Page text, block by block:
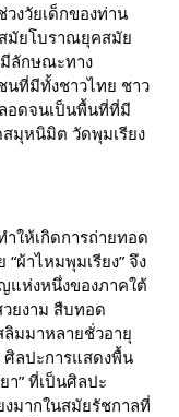
งวัยเด็กของท่าน
มัยโบราณยุคสมัย
ลักษณะทาง
นที่มีทั้งชาวไทย ชาว
อดจนเป็นพื้นที่ที่มี
มุหนิมิต วัดพุมเรียง
ให้เกิดการถ่ายทอด
ผ้าไหมพุมเรียง” จึง
แห่งหนึ่งของภาคใต้
ยงาม สืบทอด
มมาหลายชั่วอายุ
ลปะการแสดงพื้น
า” ที่เป็นศิลปะ
งมากในสมัยรัชกาลที่